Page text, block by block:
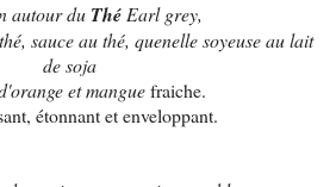
autour du ThéEarl grey,
sauce au thé, quenelle soyeuse au lait
de soja
et manguefraiche.
étonnant et enveloppant.